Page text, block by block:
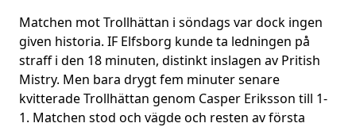
Matchen mot Trollhättan i söndags var dock ingen
given historia. IF Elfsborg kunde ta ledningen på
straff i den 18 minuten, distinkt inslagen av Pritish
Mistry. Men bara drygt fem minuter senare
kvitterade Trollhättan genom Casper Eriksson till 1-
1. Matchen stod och vägde och resten av första